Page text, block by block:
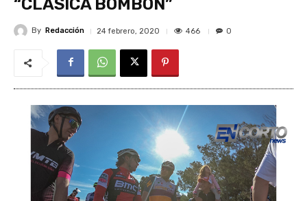
By Redacción 24 febrero, 2020 466 0